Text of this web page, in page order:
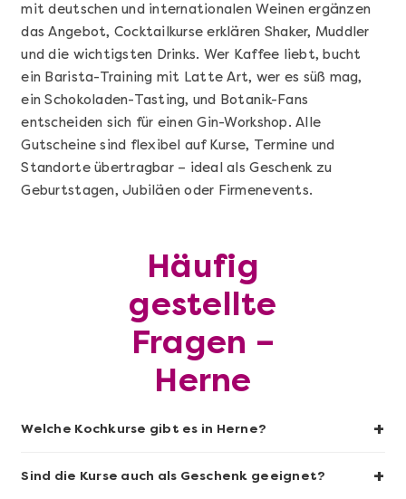
Geschenkbox 100€
mit deutschen und internationalen Weinen ergänzen
das Angebot, Cocktailkurse erklären Shaker, Muddler
und die wichtigsten Drinks. Wer Kaffee liebt, bucht
ein Barista-Training mit Latte Art, wer es süß mag,
ein Schokoladen-Tasting, und Botanik-Fans
entscheiden sich für einen Gin-Workshop. Alle
Gutscheine sind flexibel auf Kurse, Termine und
Standorte übertragbar – ideal als Geschenk zu
Geburtstagen, Jubiläen oder Firmenevents.
Häufig
gestellte
Fragen –
Herne
Welche Kochkurse gibt es in Herne? +
Sind die Kurse auch als Geschenk geeignet? +